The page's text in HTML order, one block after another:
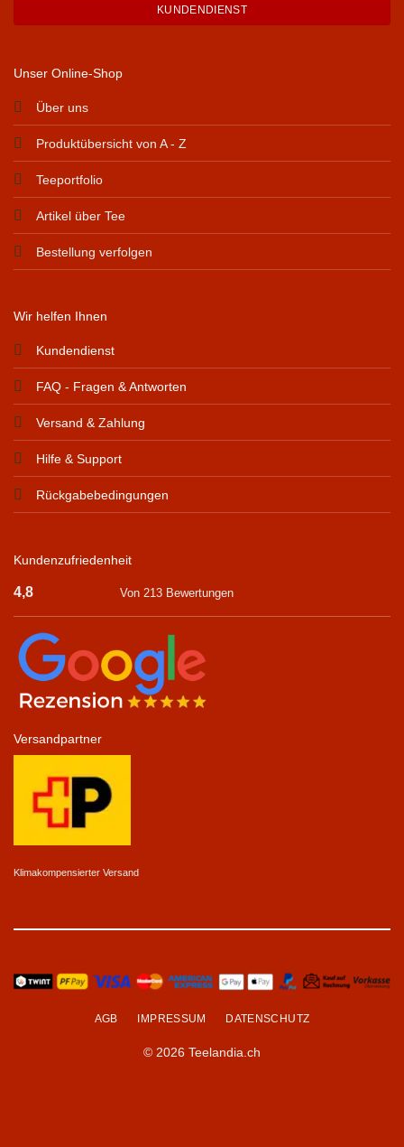
KUNDENDIENST
Unser Online-Shop
Über uns
Produktübersicht von A - Z
Teeportfolio
Artikel über Tee
Bestellung verfolgen
Wir helfen Ihnen
Kundendienst
FAQ - Fragen & Antworten
Versand & Zahlung
Hilfe & Support
Rückgabebedingungen
Kundenzufriedenheit
4,8 Von 213 Bewertungen
Versandpartner
Klimakompensierter Versand
AGB IMPRESSUM DATENSCHUTZ
© 2026 Teelandia.ch